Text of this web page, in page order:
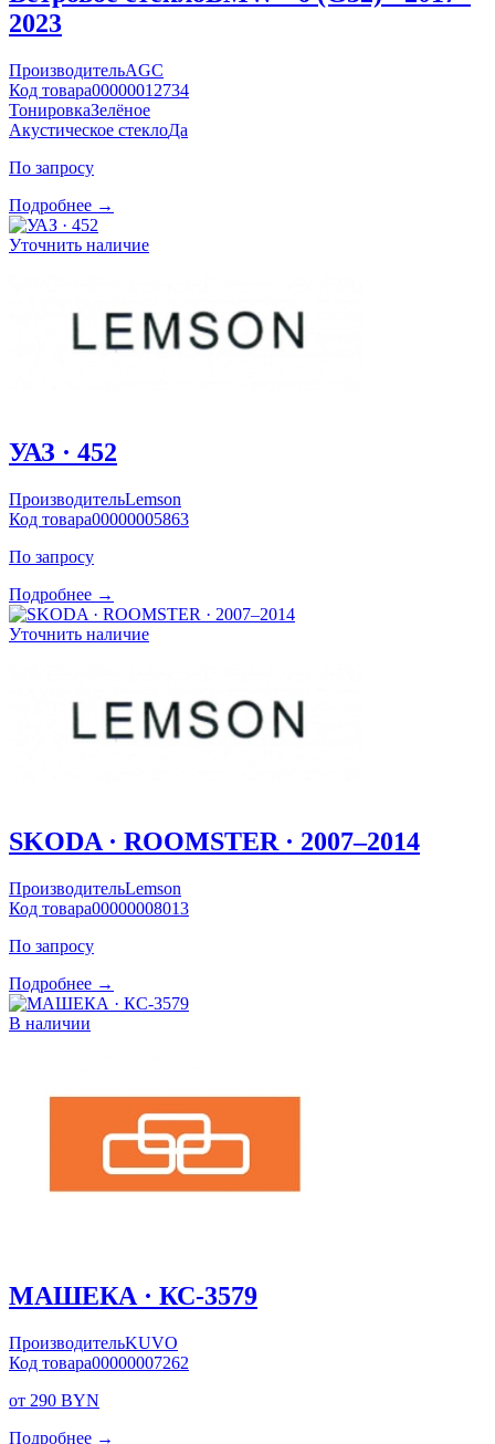
2023
ПроизводительAGC
Код товара00000012734
ТонировкаЗелёное
Акустическое стеклоДа
По запросу
Подробнее →
Уточнить наличие
УАЗ · 452
ПроизводительLemson
Код товара00000005863
По запросу
Подробнее →
Уточнить наличие
SKODA · ROOMSTER · 2007–2014
ПроизводительLemson
Код товара00000008013
По запросу
Подробнее →
В наличии
МАШЕКА · КС-3579
ПроизводительKUVO
Код товара00000007262
от 290 BYN
Подробнее →